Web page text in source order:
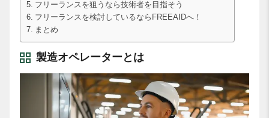
フリーランスを狙うなら技術者を目指そう
フリーランスを検討しているならFREEAIDへ！
まとめ
製造オペレーターとは